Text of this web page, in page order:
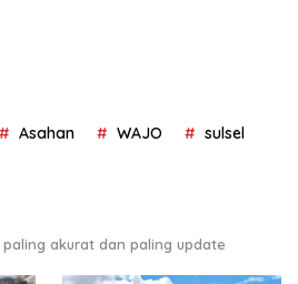
Asahan WAJO sulsel
akurat dan paling update